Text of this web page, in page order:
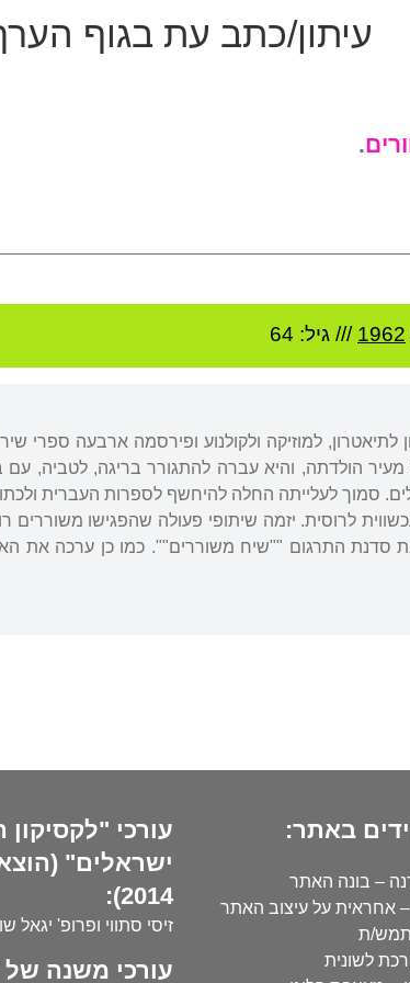
עיתון/כתב עת בגוף
.
1962 /// גיל: 64
הולדתה, והיא עברה להתגורר בריגה, לטביה, עם
סמוך לעלייתה החלה להיחשף לספרות העברית
לרוסית. יזמה שיתופי פעולה שהפגישו משוררים
התרגום ""שיח משוררים"". כמו כן ערכה את
באתר:
– בונה האתר
– אחראית על עיצוב האתר
ת
לשונית
עורכי
ישראלים"
2014):
זיסי סתווי ופרופ' יגאל
עורכי משנה